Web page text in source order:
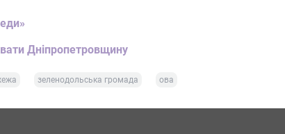
Дніпропетровщину
зеленодольська громада ова